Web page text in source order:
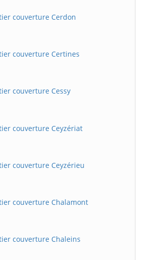
couverture Cerdon
couverture Certines
couverture Cessy
couverture Ceyzériat
couverture Ceyzérieu
couverture Chalamont
couverture Chaleins